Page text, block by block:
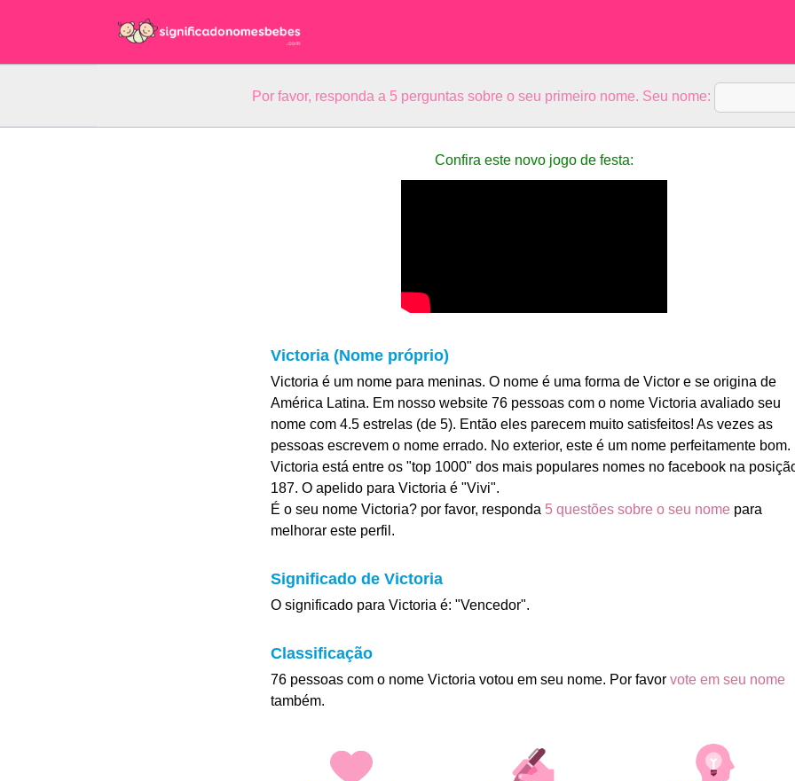
Por favor, responda a 5 perguntas sobre o seu primeiro nome. Seu nome:
Confira este novo jogo de festa:
Victoria (Nome próprio)
Victoria é um nome para meninas. O nome é uma forma de Victor e se origina de
América Latina. Em nosso website 76 pessoas com o nome Victoria avaliado seu
nome com 4.5 estrelas (de 5). Então eles parecem muito satisfeitos! As vezes as
pessoas escrevem o nome errado. No exterior, este é um nome perfeitamente bom.
Victoria está entre os "top 1000" dos mais populares nomes no facebook na
187. O apelido para Victoria é "Vivi".
É o seu nome Victoria? por favor, responda 5 questões sobre o seu nomepara
melhorar este perfil.
Significado de Victoria
O significado para Victoria é: "Vencedor".
Classificação
76 pessoas com o nome Victoria votou em seu nome. Por favor vote em seu nome
também.